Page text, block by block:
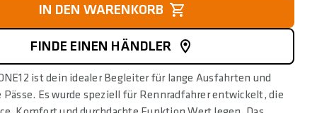
IN DEN WARENKORB
FINDE EINEN HÄNDLER
ONE12 ist dein idealer Begleiter für lange Ausfahrten und
Pässe. Es wurde speziell für Rennradfahrer entwickelt, die